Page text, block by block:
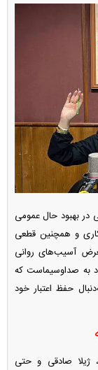
در بهبود حال عمومی
و همچنین قطعی
آسیب‌های روانی
به صداوسیماست که
حفظ اعتبار خود
ژیلا صادقی و حتی